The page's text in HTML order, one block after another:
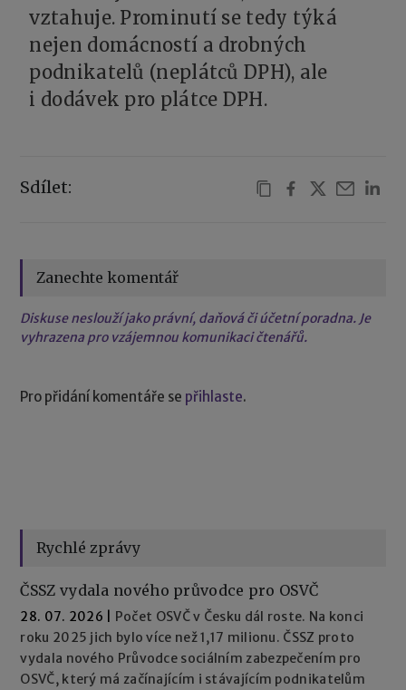
vztahuje. Prominutí se tedy týká
nejen domácností a drobných
podnikatelů (neplátců DPH), ale
i dodávek pro plátce DPH.
Sdílet:
Zanechte komentář
Diskuse neslouží jako právní, daňová či účetní poradna. Je
vyhrazena pro vzájemnou komunikaci čtenářů.
Pro přidání komentáře se přihlaste.
Rychlé zprávy
ČSSZ vydala nového průvodce pro OSVČ
28. 07. 2026
Počet OSVČ v Česku dál roste. Na konci
roku 2025 jich bylo více než 1,17 milionu. ČSSZ proto
vydala nového Průvodce sociálním zabezpečením pro
OSVČ, který má začínajícím i stávajícím podnikatelům